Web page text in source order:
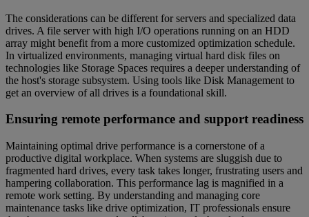
The considerations can be different for servers and specialized data
drives. A file server with high I/O operations running on an HDD
array might benefit from a more customized optimization schedule.
In virtualized environments, managing virtual hard disk files on
technologies like Storage Spaces requires a deeper understanding of
the host's storage subsystem. Using tools like Disk Management to
get an overview of all drives is a foundational skill.
Ensuring remote performance and support readiness
Maintaining optimal drive performance is a cornerstone of a
productive digital workplace. When systems are sluggish due to
fragmented hard drives, every task takes longer, frustrating users and
hampering collaboration. This performance lag is magnified in a
remote work setting. By understanding and managing core
maintenance tasks like drive optimization, IT professionals ensure